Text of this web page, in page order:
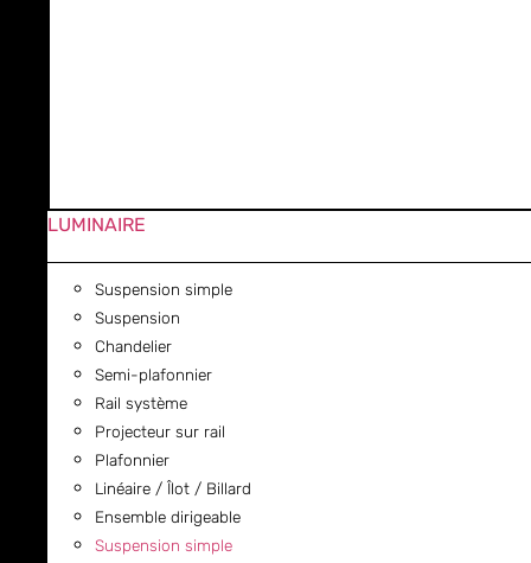
LUMINAIRE
Suspension simple
Suspension
Chandelier
Semi-plafonnier
Rail système
Projecteur sur rail
Plafonnier
Linéaire / Îlot / Billard
Ensemble dirigeable
Suspension simple